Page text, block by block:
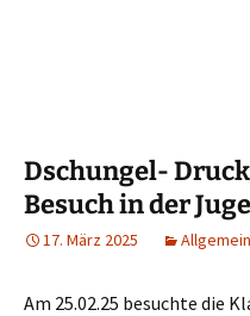
Dschungel-
Besuch in der
17. März 2025 Allgemein
Am 25.02.25 besuchte die